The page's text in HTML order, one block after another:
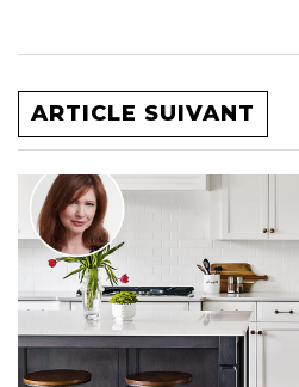
ARTICLE SUIVANT